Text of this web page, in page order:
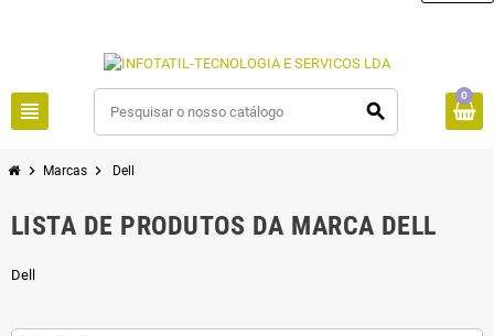
view_headline search
0
chevron_right Marcas chevron_right Dell
LISTA DE PRODUTOS DA MARCA DELL
Dell